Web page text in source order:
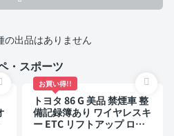
の出品はありません
・スポーツ
お買い得!!
トヨタ 86 G 美品 禁煙車 整
備記録簿あり ワイヤレスキ
ー ETC リフトアップ ロー